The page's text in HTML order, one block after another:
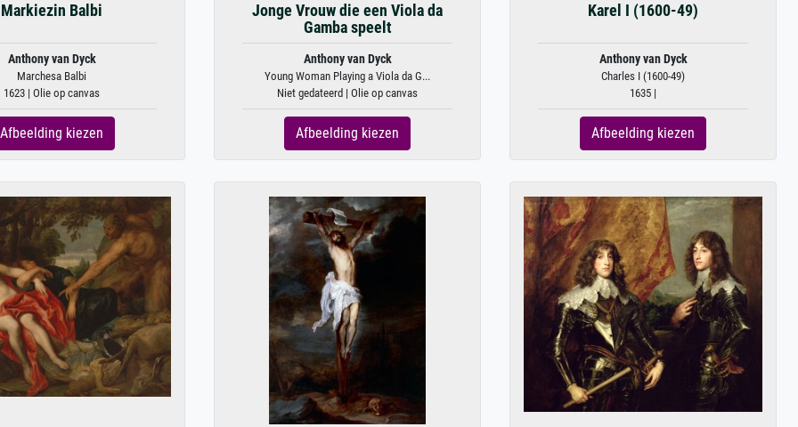
Markiezin Balbi
Anthony van Dyck
Marchesa Balbi
1623 | Olie op canvas
Afbeelding kiezen
Jonge Vrouw die een Viola da
Gamba speelt
Anthony van Dyck
Young Woman Playing a Viola da G...
Niet gedateerd | Olie op canvas
Afbeelding kiezen
Karel I (1600-49)
Anthony van Dyck
Charles I (1600-49)
1635 |
Afbeelding kiezen